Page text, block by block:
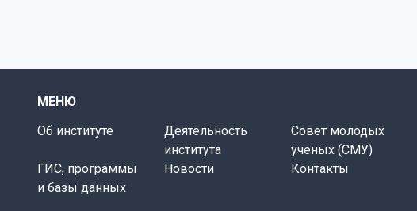
МЕНЮ
Об институте
Деятельность
института
Совет молодых
ученых (СМУ)
ГИС, программы
и базы данных
Новости Контакты